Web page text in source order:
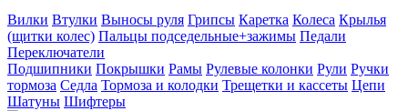
Вилки Втулки Выносы руля Грипсы Каретка Колеса Крылья
(щитки колес) Пальцы подседельные+зажимы Педали
Переключатели
Подшипники Покрышки Рамы Рулевые колонки Рули Ручки
тормоза Седла Тормоза и колодки Трещетки и кассеты Цепи
Шатуны Шифтеры